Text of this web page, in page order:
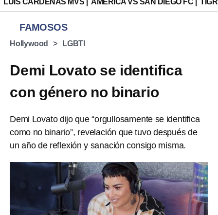
FAMOSOS
Hollywood LGBTI
Demi Lovato se identifica
con género no binario
Demi Lovato dijo que “orgullosamente se identifica
como no binario”, revelación que tuvo después de
un año de reflexión y sanación consigo misma.